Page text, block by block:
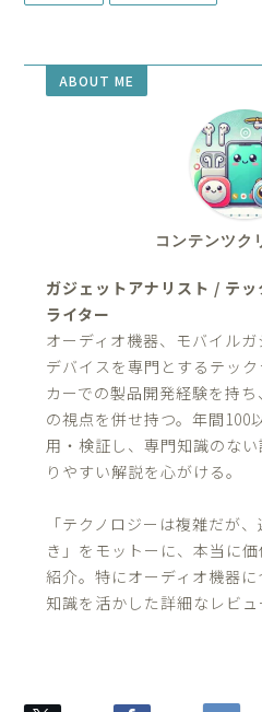
ABOUT ME
コンテンツク
ガジェットアナリスト / テ
ライター
オーディオ機器、モバイル
デバイスを専門とするテッ
カーでの製品開発経験を持
の視点を併せ持つ。年間100
用・検証し、専門知識のな
りやすい解説を心がける。
「テクノロジーは複雑だが
き」をモットーに、本当に
紹介。特にオーディオ機器
知識を活かした詳細なレビュ